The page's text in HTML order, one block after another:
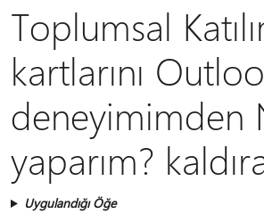
Toplumsal
kartlarını
deneyimimden
yaparım?
Uygulandığı Öğe